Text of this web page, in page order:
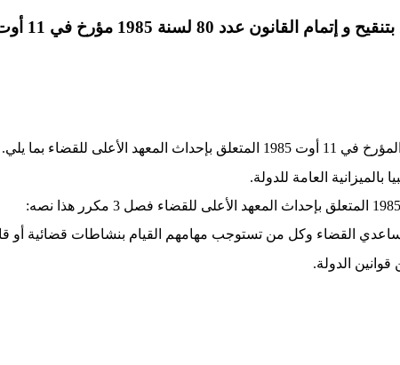
.
بالميزانية العامة للدولة.
:
القضاء وكل من تستوجب مهامهم القيام بنشاطات قضائية أو
الدولة.